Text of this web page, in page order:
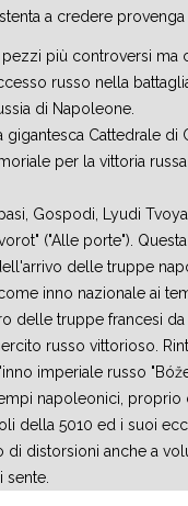
a credere provenga
più controversi ma
russo nella
di Napoleone.
Cattedrale di
per la vittoria
Gospodi, Lyudi
("Alle porte").
delle truppe
inno nazionale ai
delle truppe francesi
russo vittorioso.
imperiale russo
napoleonici, proprio
della 5010 ed i suoi
distorsioni anche a
sente.